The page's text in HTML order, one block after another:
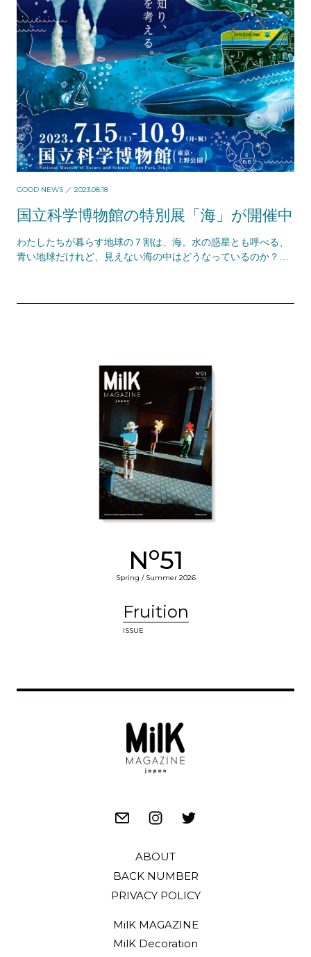
GOOD NEWS ／ 2023.08.18
国立科学博物館の特別展「海」が開催中
わたしたちが暮らす地球の７割は、海。水の惑星とも呼べる、
青い地球だけれど、見えない海の中はどうなっているのか？
No51
Spring / Summer 2026
Fruition
ISSUE
ABOUT
BACK NUMBER
PRIVACY POLICY
MilK MAGAZINE
MilK Decoration